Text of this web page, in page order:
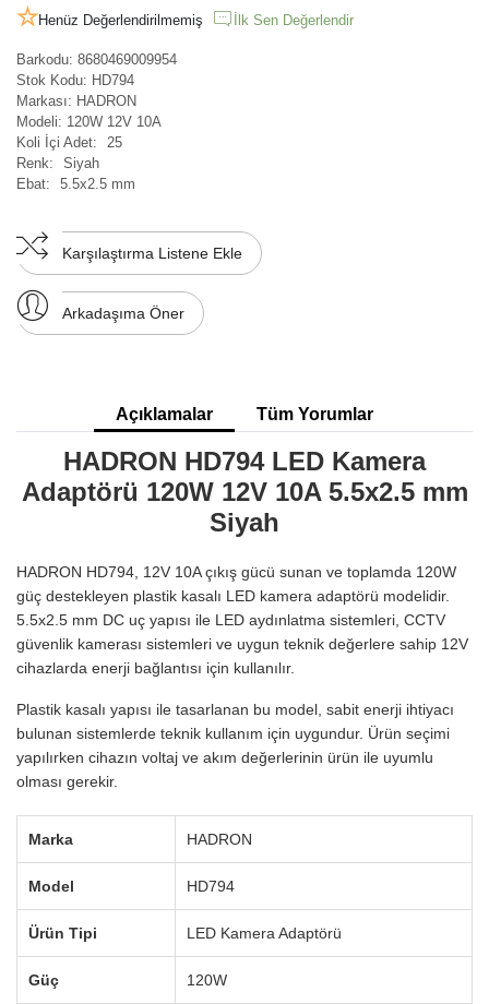
Henüz Değerlendirilmemiş İlk Sen Değerlendir
Barkodu: 8680469009954
Stok Kodu: HD794
Markası: HADRON
Modeli: 120W 12V 10A
Koli İçi Adet:
25
Renk:
Siyah
Ebat:
5.5x2.5 mm
Karşılaştırma Listene Ekle
Arkadaşıma Öner
Açıklamalar Tüm Yorumlar
HADRON HD794 LED Kamera
Adaptörü 120W 12V 10A 5.5x2.5 mm
Siyah
HADRON HD794, 12V 10A çıkış gücü sunan ve toplamda 120W
güç destekleyen plastik kasalı LED kamera adaptörü modelidir.
5.5x2.5 mm DC uç yapısı ile LED aydınlatma sistemleri, CCTV
güvenlik kamerası sistemleri ve uygun teknik değerlere sahip 12V
cihazlarda enerji bağlantısı için kullanılır.
Plastik kasalı yapısı ile tasarlanan bu model, sabit enerji ihtiyacı
bulunan sistemlerde teknik kullanım için uygundur. Ürün seçimi
yapılırken cihazın voltaj ve akım değerlerinin ürün ile uyumlu
olması gerekir.
Marka HADRON
Model HD794
Ürün Tipi LED Kamera Adaptörü
Güç 120W